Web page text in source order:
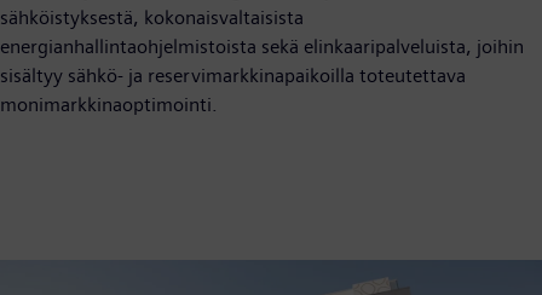
sähköistyksestä, kokonaisvaltaisista
energianhallintaohjelmistoista sekä elinkaaripalveluista, joihin
sisältyy sähkö- ja reservimarkkinapaikoilla toteutettava
monimarkkinaoptimointi.